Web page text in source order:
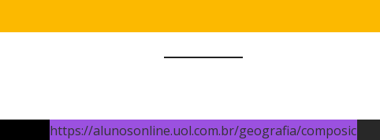
https://alunosonline.uol.com.br/geografia/composic